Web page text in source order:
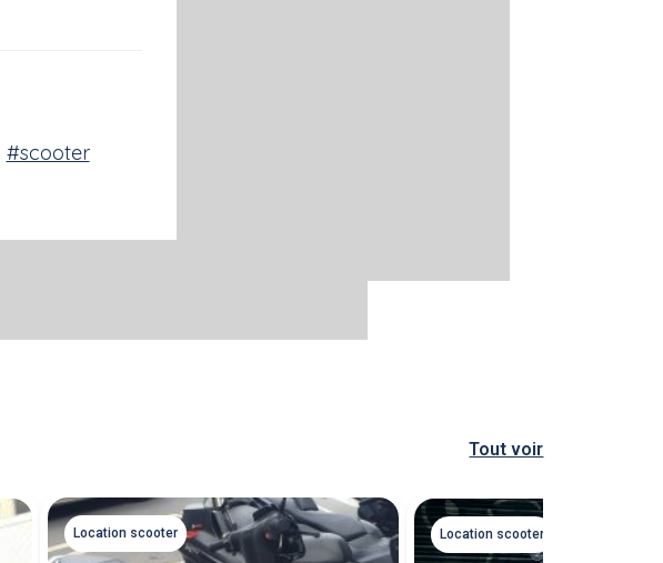
#scooter
Tout voir
Location scooter Location scooter